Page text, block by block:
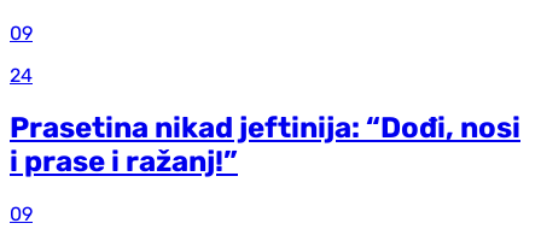
09
24
Prasetina nikad jeftinija: “Dođi, nosi
i prase i ražanj!”
09